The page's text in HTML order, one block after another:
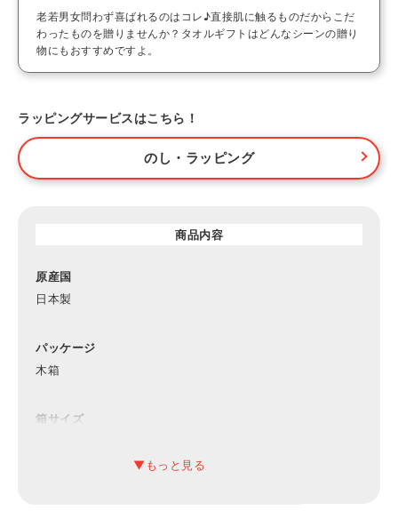
老若男女問わず喜ばれるのはコレ♪直接肌に触るものだからこだ
わったものを贈りませんか？タオルギフトはどんなシーンの贈り
物にもおすすめですよ。
ラッピングサービスはこちら！
のし・ラッピング
商品内容
原産国
日本製
パッケージ
木箱
箱サイズ